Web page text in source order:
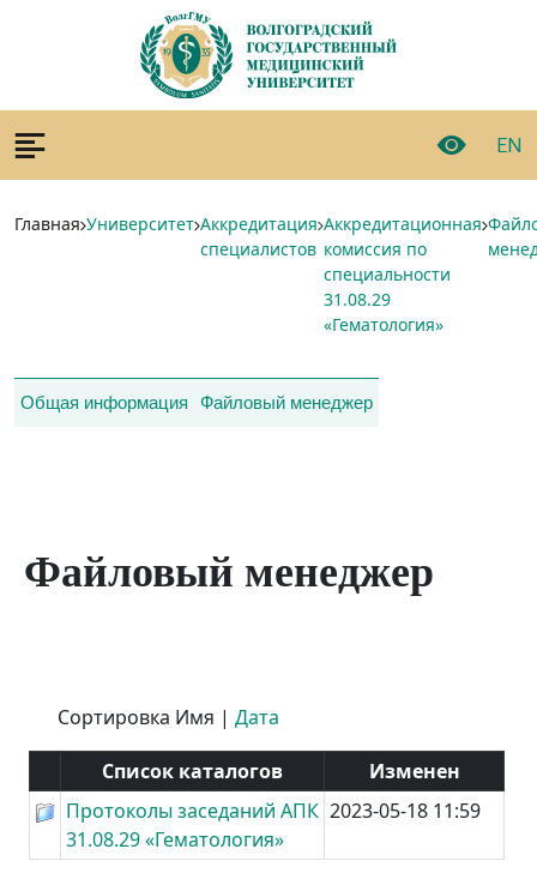
EN
Главная Университет Аккредитация
специалистов
Аккредитационная
комиссия по
специальности
31.08.29
«Гематология»
Общая информация Файловый менеджер
Файловый менеджер
Сортировка Имя | Дата
Список каталогов
Изменен
Протоколы заседаний АПК
31.08.29 «Гематология»
2023-05-18 11:59